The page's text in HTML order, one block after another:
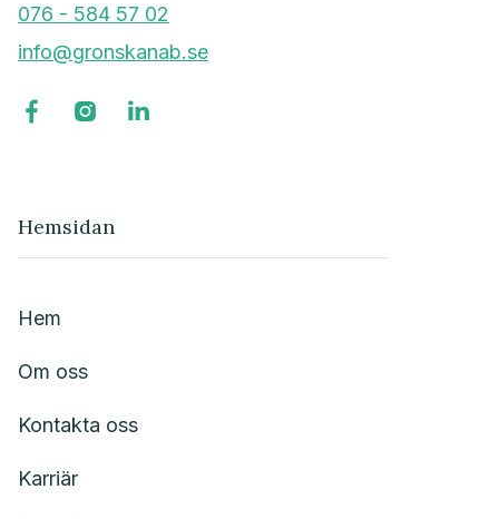
076 - 584 57 02
info@gronskanab.se
  
Hemsidan
Hem
Om oss
Kontakta oss
Karriär